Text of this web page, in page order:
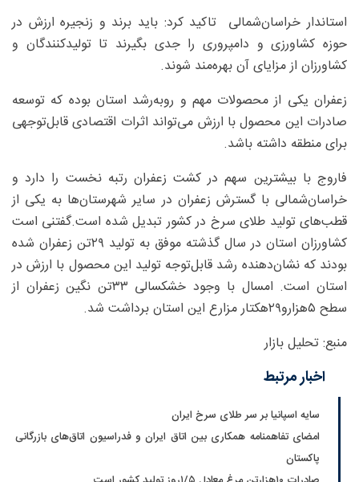
استاندار خراسان‌شمالی تاکید کرد: باید برند و زنجیره ارزش در
حوزه کشاورزی و دامپروری را جدی بگیرند تا تولیدکنندگان و
کشاورزان از مزایای آن بهره‌مند شوند.
زعفران یکی از محصولات مهم و رو‌به‌رشد استان بوده که توسعه
صادرات این محصول با ارزش می‌تواند اثرات اقتصادی قابل‌توجهی
برای منطقه داشته باشد.
فاروج با بیشترین سهم در کشت زعفران رتبه نخست را دارد و
خراسان‌شمالی با گسترش زعفران در سایر شهرستان‌ها به یکی از
قطب‌های تولید طلای سرخ در کشور تبدیل شده است.گفتنی است
کشاورزان استان در سال گذشته موفق به تولید ۲۹تن زعفران شده
بودند که نشان‌دهنده رشد قابل‌توجه تولید این محصول با ارزش در
استان است. امسال با وجود خشکسالی ۳۳تن نگین زعفران از
سطح ۵هزارو۲۹هکتار مزارع این استان برداشت شد.
منبع: تحلیل بازار
اخبار مرتبط
سایه اسپانیا بر سر طلای سرخ ایران
امضای تفاهمنامه همکاری بین اتاق ایران و فدراسیون اتاق‌های بازرگانی
پاکستان